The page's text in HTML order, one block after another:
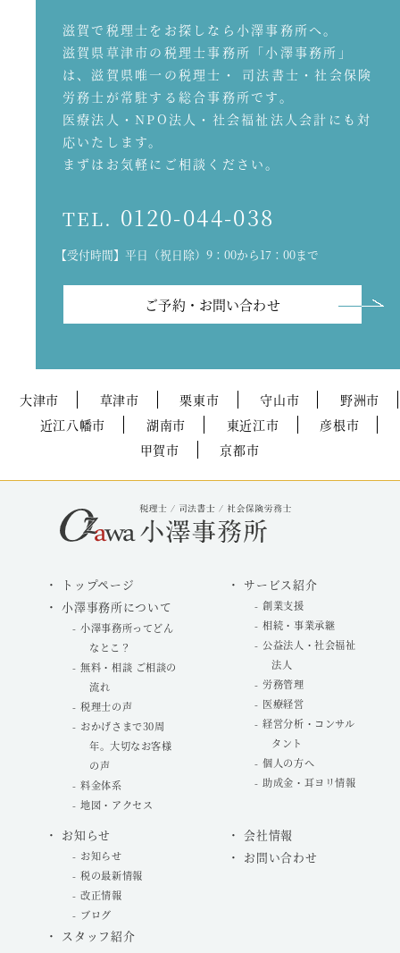
滋賀で税理士をお探しなら小澤事務所へ。
滋賀県草津市の税理士事務所「小澤事務所」
は、滋賀県唯一の税理士・ 司法書士・社会保険
労務士が常駐する総合事務所です。
医療法人・NPO法人・社会福祉法人会計にも対
応いたします。
まずはお気軽にご相談ください。
TEL. 0120-044-038
【受付時間】平日（祝日除）9：00から17：00まで
ご予約・お問い合わせ
大津市 草津市 栗東市 守山市
野洲市
近江八幡市
湖南市 東近江市
彦根市
甲賀市
京都市
トップページ
小澤事務所について
小澤事務所ってどん
なとこ？
無料・相談 ご相談の
流れ
税理士の声
おかげさまで30周
年。大切なお客様
の声
料金体系
地図・アクセス
サービス紹介
創業支援
相続・事業承継
公益法人・社会福祉
法人
労務管理
医療経営
経営分析・コンサル
タント
個人の方へ
助成金・耳ヨリ情報
お知らせ
お知らせ
税の最新情報
改正情報
ブログ
スタッフ紹介
会社情報
お問い合わせ